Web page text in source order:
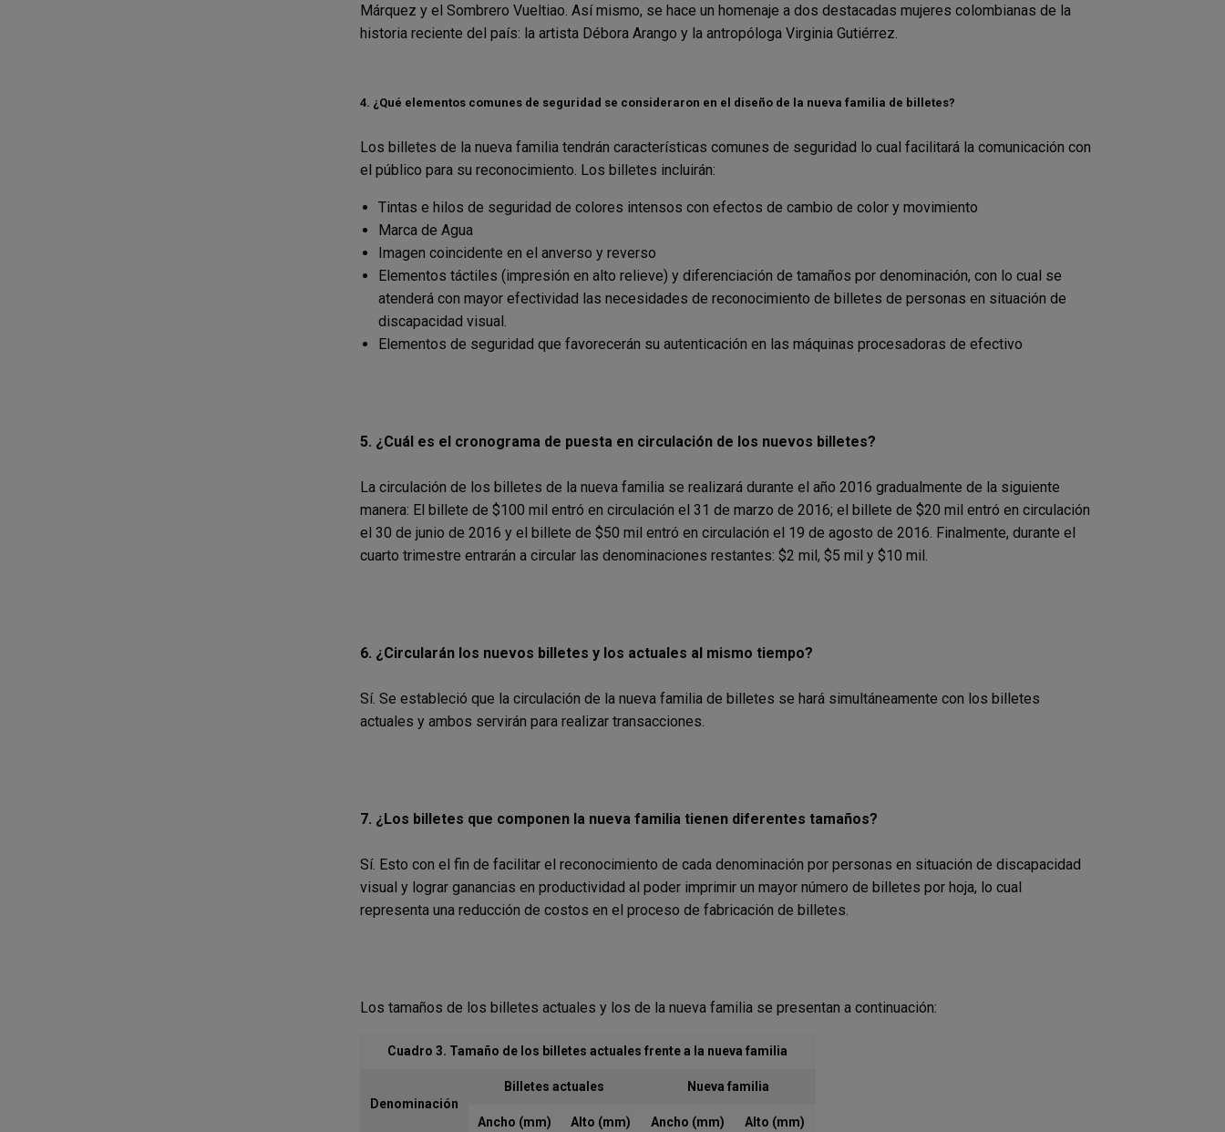
Márquez y el Sombrero Vueltiao. Así mismo, se hace un homenaje a dos destacadas mujeres colombianas de la
historia reciente del país: la artista Débora Arango y la antropóloga Virginia Gutiérrez.
4. ¿Qué elementos comunes de seguridad se consideraron en el diseño de la nueva familia de billetes?
Los billetes de la nueva familia tendrán características comunes de seguridad lo cual facilitará la comunicación con
el público para su reconocimiento. Los billetes incluirán:
Tintas e hilos de seguridad de colores intensos con efectos de cambio de color y movimiento
Marca de Agua
Imagen coincidente en el anverso y reverso
Elementos táctiles (impresión en alto relieve) y diferenciación de tamaños por denominación, con lo cual se
atenderá con mayor efectividad las necesidades de reconocimiento de billetes de personas en situación de
discapacidad visual.
Elementos de seguridad que favorecerán su autenticación en las máquinas procesadoras de efectivo
5. ¿Cuál es el cronograma de puesta en circulación de los nuevos billetes?
La circulación de los billetes de la nueva familia se realizará durante el año 2016 gradualmente de la siguiente
manera: El billete de $100 mil entró en circulación el 31 de marzo de 2016; el billete de $20 mil entró en circulación
el 30 de junio de 2016 y el billete de $50 mil entró en circulación el 19 de agosto de 2016. Finalmente, durante el
cuarto trimestre entrarán a circular las denominaciones restantes: $2 mil, $5 mil y $10 mil.
6. ¿Circularán los nuevos billetes y los actuales al mismo tiempo?
Sí. Se estableció que la circulación de la nueva familia de billetes se hará simultáneamente con los billetes
actuales y ambos servirán para realizar transacciones.
7. ¿Los billetes que componen la nueva familia tienen diferentes tamaños?
Sí. Esto con el fin de facilitar el reconocimiento de cada denominación por personas en situación de discapacidad
visual y lograr ganancias en productividad al poder imprimir un mayor número de billetes por hoja, lo cual
representa una reducción de costos en el proceso de fabricación de billetes.
Los tamaños de los billetes actuales y los de la nueva familia se presentan a continuación:
Cuadro 3. Tamaño de los billetes actuales frente a la nueva familia
Denominación
Billetes actuales Nueva familia
Ancho (mm) Alto (mm) Ancho (mm) Alto (mm)